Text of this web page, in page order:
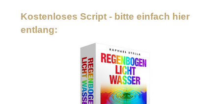
Kostenloses Script - bitte einfach hier
entlang: